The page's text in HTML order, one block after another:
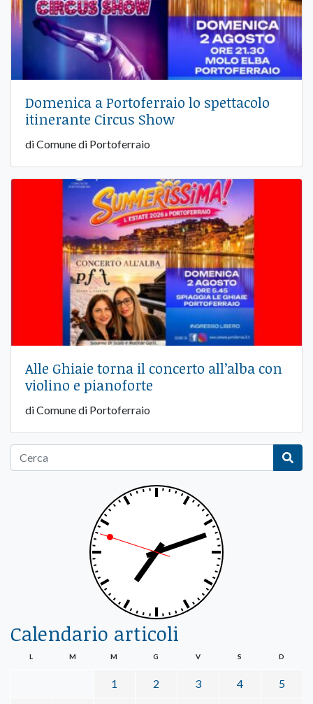
Domenica a Portoferraio lo spettacolo
itinerante Circus Show
di Comune di Portoferraio
Alle Ghiaie torna il concerto all’alba con
violino e pianoforte
di Comune di Portoferraio
Calendario articoli
L M M G V S D
1 2 3 4 5